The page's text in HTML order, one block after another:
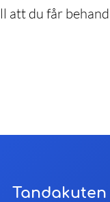
att du får
Tandakuten